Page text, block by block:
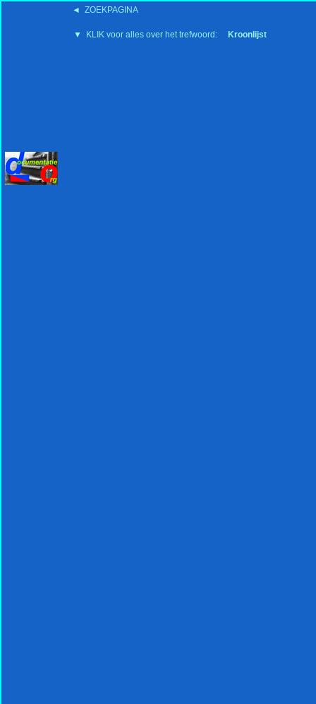
◄ ZOEKPAGINA
▼ KLIK voor alles over het trefwoord: Kroonlijst
'15:19 19-2-2008